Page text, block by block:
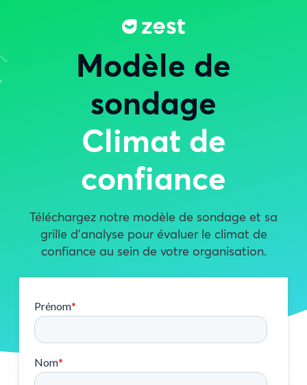
Modèle de
sondage
Climat de
confiance
Téléchargez notre modèle de sondage et sa
grille d’analyse pour évaluer le climat de
confiance au sein de votre organisation.